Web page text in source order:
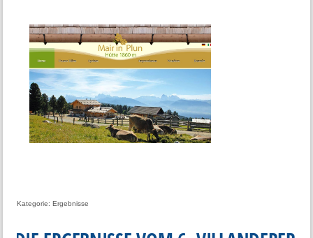
Kategorie:Ergebnisse